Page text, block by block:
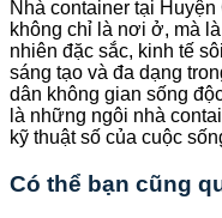
Nhà container tại
không chỉ là nơi ở, mà
nhiên đặc sắc, kinh tế
sáng tạo và đa dạng
dân không gian sống
là những ngôi nhà
kỹ thuật số của cuộc
Có thể bạn cũng